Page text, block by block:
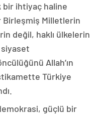
bir ihtiyaç haline
Birleşmiş Milletlerin
değil, haklı ülkelerin
siyaset
Allah’ın
Türkiye
güçlü bir